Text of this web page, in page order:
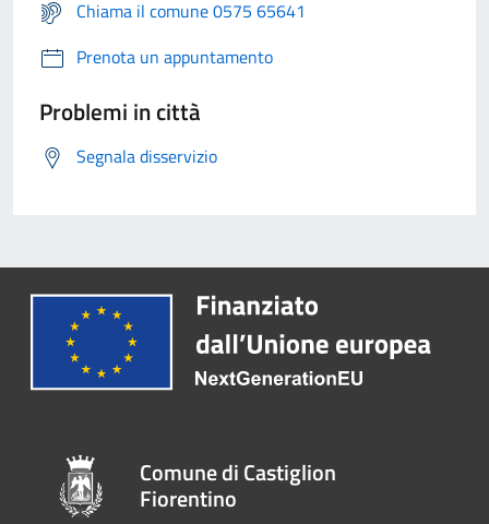
Chiama il comune 0575 65641
Prenota un appuntamento
Problemi in città
Segnala disservizio
Comune di Castiglion
Fiorentino